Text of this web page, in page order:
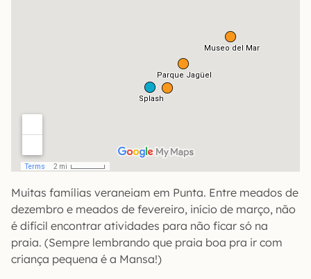
Muitas famílias veraneiam em Punta. Entre meados de
dezembro e meados de fevereiro, início de março, não
é difícil encontrar atividades para não ficar só na
praia. (Sempre lembrando que praia boa pra ir com
criança pequena é a Mansa!)